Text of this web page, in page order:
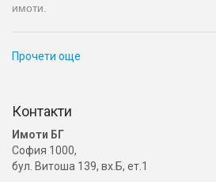
имоти.
Прочети още
Контакти
Имоти БГ
София 1000,
бул. Витоша 139, вх.Б, ет.1